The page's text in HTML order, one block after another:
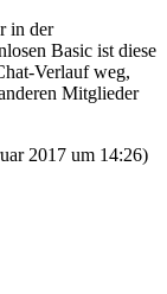
in der
Basic ist diese
Verlauf weg,
Mitglieder
2017 um 14:26)